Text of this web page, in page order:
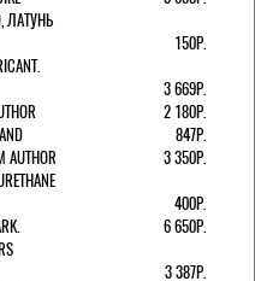
ЛАТУНЬ
150Р.
3 669Р.
2 180Р.
847Р.
3 350Р.
400Р.
6 650Р.
3 387Р.